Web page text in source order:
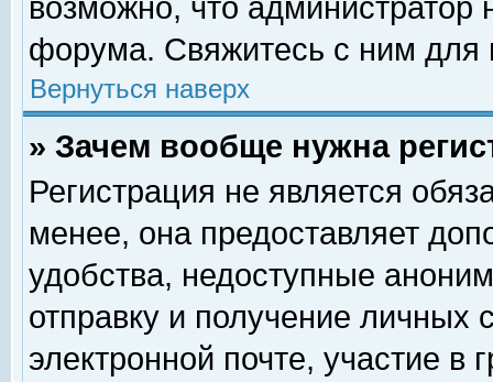
возможно, что
форума. Свяжитесь с ним для
Вернуться наверх
» Зачем вообще нужна
Регистрация не является
менее, она предоставляет
удобства, недоступные
отправку и получение личных
электронной почте, участие в